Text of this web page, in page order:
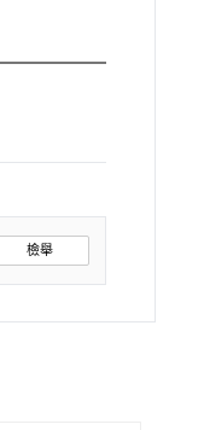
檢舉